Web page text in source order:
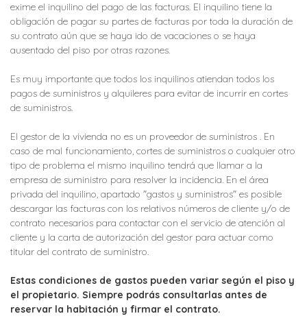
exime el inquilino del pago de las facturas. El inquilino tiene la
obligación de pagar su partes de facturas por toda la duración de
su contrato aún que se haya ido de vacaciones o se haya
ausentado del piso por otras razones.
Es muy importante que todos los inquilinos atiendan todos los
pagos de suministros y alquileres para evitar de incurrir en cortes
de suministros.
El gestor de la vivienda no es un proveedor de suministros . En
caso de mal funcionamiento, cortes de suministros o cualquier otro
tipo de problema el mismo inquilino tendrá que llamar a la
empresa de suministro para resolver la incidencia. En el área
privada del inquilino, apartado "gastos y suministros" es posible
descargar las facturas con los relativos números de cliente y/o de
contrato necesarios para contactar con el servicio de atención al
cliente y la carta de autorización del gestor para actuar como
titular del contrato de suministro.
Estas condiciones de gastos pueden variar según el piso y
el propietario. Siempre podrás consultarlas antes de
reservar la habitación y firmar el contrato.